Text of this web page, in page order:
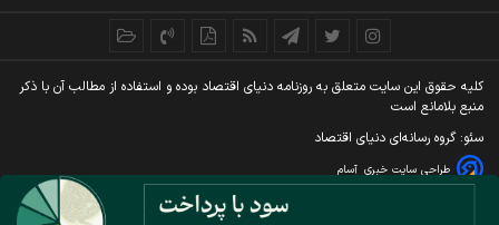
کليه حقوق اين سايت متعلق به روزنامه دنيای اقتصاد بوده و استفاده از مطالب آن با ذکر
منبع بلامانع است
سئو: گروه رسانه‌ای دنیای اقتصاد
طراحی سایت خبری آسام